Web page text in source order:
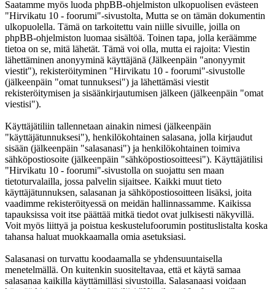
Saatamme myös luoda phpBB-ohjelmiston ulkopuolisen evästeen
"Hirvikatu 10 - foorumi"-sivustolta, Mutta se on tämän dokumentin
ulkopuolella. Tämä on tarkoitettu vain niille sivuille, joilla on
phpBB-ohjelmiston luomaa sisältöä. Toinen tapa, jolla keräämme
tietoa on se, mitä lähetät. Tämä voi olla, mutta ei rajoita: Viestin
lähettäminen anonyyminä käyttäjänä (Jälkeenpäin "anonyymit
viestit"), rekisteröityminen "Hirvikatu 10 - foorumi"-sivustolle
(jälkeenpäin "omat tunnuksesi") ja lähettämäsi viestit
rekisteröitymisen ja sisäänkirjautumisen jälkeen (jälkeenpäin "omat
viestisi").
Käyttäjätiliin tallennetaan ainakin nimesi (jälkeenpäin
"käyttäjätunnuksesi"), henkilökohtainen salasana, jolla kirjaudut
sisään (jälkeenpäin "salasanasi") ja henkilökohtainen toimiva
sähköpostiosoite (jälkeenpäin "sähköpostiosoitteesi"). Käyttäjätilisi
"Hirvikatu 10 - foorumi"-sivustolla on suojattu sen maan
tietoturvalailla, jossa palvelin sijaitsee. Kaikki muut tieto
käyttäjätunnuksen, salasanan ja sähköpostiosoitteen lisäksi, joita
vaadimme rekisteröityessä on meidän hallinnassamme. Kaikissa
tapauksissa voit itse päättää mitkä tiedot ovat julkisesti näkyvillä.
Voit myös liittyä ja poistua keskustelufoorumin postituslistalta koska
tahansa haluat muokkaamalla omia asetuksiasi.
Salasanasi on turvattu koodaamalla se yhdensuuntaisella
menetelmällä. On kuitenkin suositeltavaa, että et käytä samaa
salasanaa kaikilla käyttämilläsi sivustoilla. Salasanaasi voidaan